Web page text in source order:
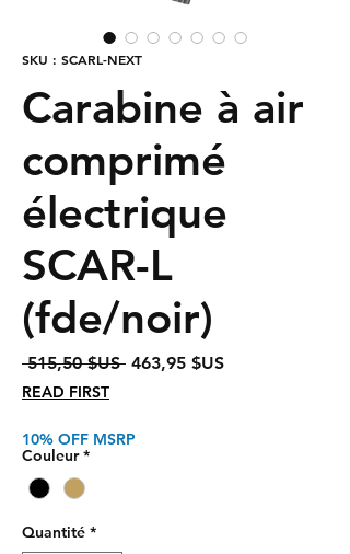
SKU : SCARL-NEXT
Carabine à air
comprimé
électrique
SCAR-L
(fde/noir)
515,50 $US Prix
463,95 $USPrix
READ FIRST
10% OFF MSRP
Couleur *
Quantité *